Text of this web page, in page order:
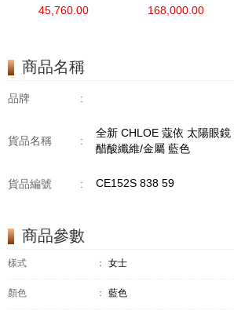
精鋼 Nekton Edition
45,760.00
0002 18kt玫瑰金/鋼
168,000.00
商品名稱
品牌 :
貨品名稱 :
全新 CHLOE 蔻依 太陽眼
醋酸纖維/金屬 藍色
貨品編號 : CE152S 838 59
商品參數
樣式 ： 女士
顏色 ： 藍色